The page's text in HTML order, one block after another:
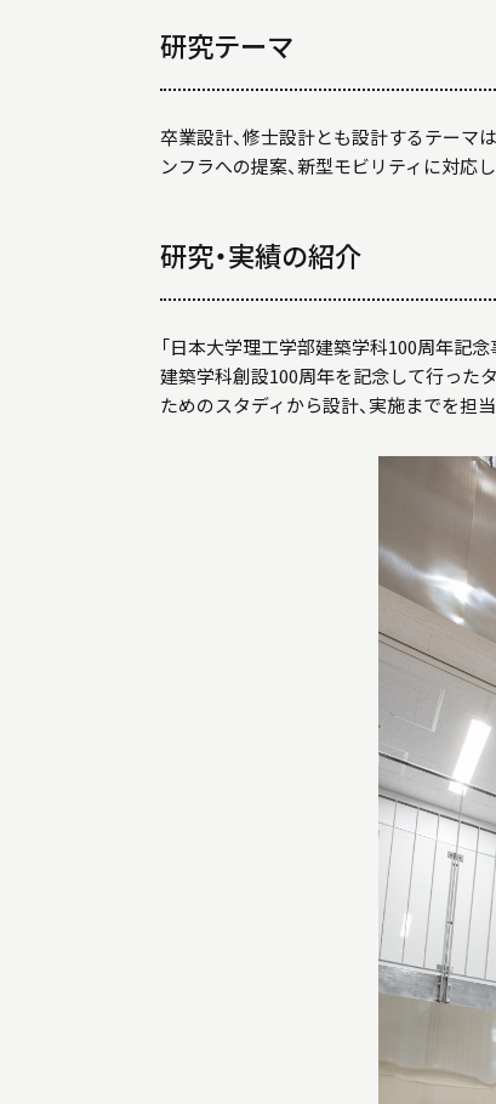
研究テーマ
卒業設計、修士設計とも設計するテーマ
ンフラへの提案、新型モビリティに対応
研究・実績の紹介
「日本大学理工学部建築学科100周年記念
建築学科創設100周年を記念して行った
ためのスタディから設計、実施までを担当